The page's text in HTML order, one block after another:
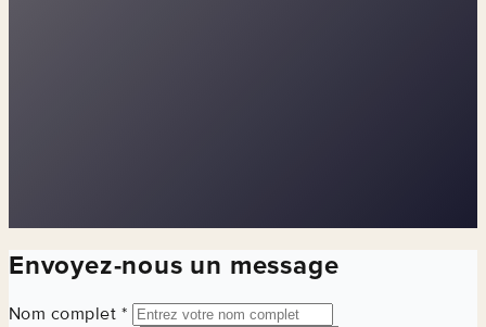
Envoyez-nous un message
Nom complet *